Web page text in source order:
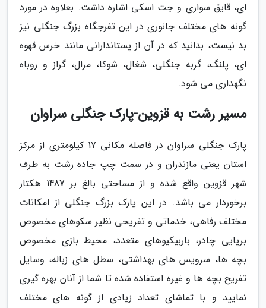
ای، قایق سواری و جت اسکی اشاره داشت. بعلاوه در مورد
گونه های مختلف جانوری در این تفرجگاه بزرگ جنگلی نیز
بد نیست، بدانید که در آن از پستاندارانی مانند خرس قهوه
ای، پلنگ، گربه جنگلی، شغال، شوکا، مرال، گراز و روباه
نگهداری می شود.
مسیر رشت به قزوین-پارک جنگلی سراوان
پارک جنگلی سراوان در فاصله مکانی 17 کیلومتری از مرکز
استان یعنی مازندران و در سمت چپ جاده رشت به طرف
شهر قزوین واقع شده و از مساحتی بالغ بر 1487 هکتار
برخوردار می باشد. در این پارک بزرگ جنگلی از امکانات
مختلف رفاهی، خدماتی و تفریحی نظیر سکوهای مخصوص
برپایی چادر، باربیکیوهای متعدد، محیط بازی مخصوص
بچه ها، سرویس های بهداشتی، سطل های زباله، وسایل
تفریح بچه ها و غیره استفاده شده تا شما از آنان بهره گیری
نمایید و با تماشای تعداد زیادی از گونه های مختلف